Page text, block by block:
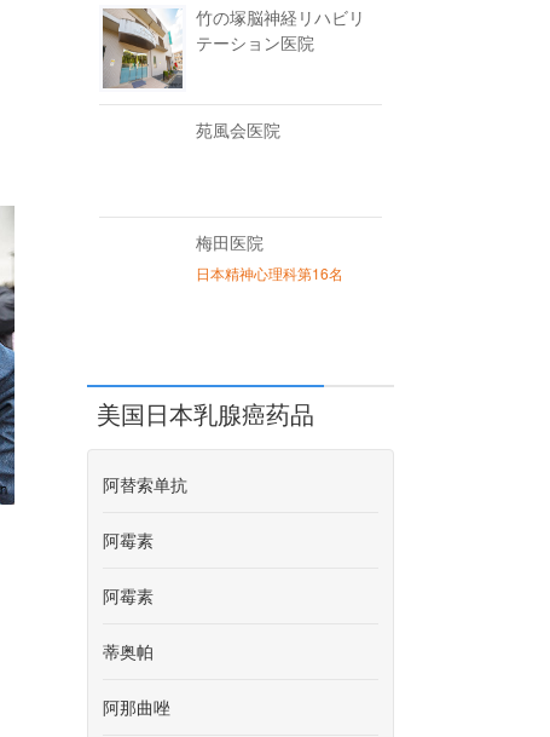
竹の塚脳神経リハビリ
テーション医院
苑風会医院
梅田医院
日本精神心理科第16名
美国日本乳腺癌药品
阿替索单抗
阿霉素
阿霉素
蒂奥帕
阿那曲唑